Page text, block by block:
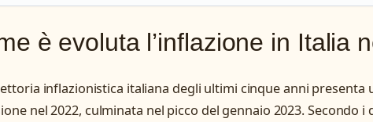
è evoluta l’inflazione in Italia
inflazionistica italiana degli ultimi cinque anni presenta
nel 2022, culminata nel picco del gennaio 2023. Secondo i